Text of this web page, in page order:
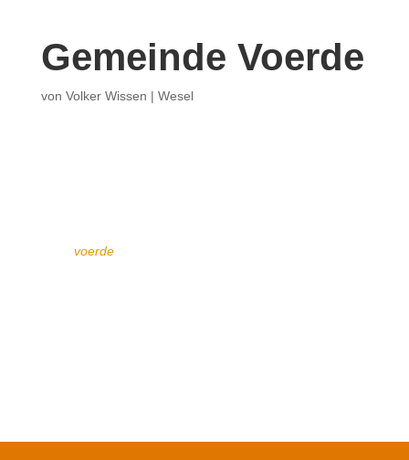
Gemeinde Voerde
von Volker Wissen | Wesel
voerde